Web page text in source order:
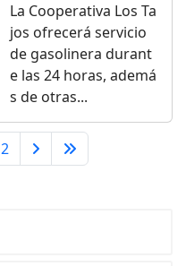
La Cooperativa Los Ta
jos ofrecerá servicio
de gasolinera durant
e las 24 horas, ademá
s de otras...
2